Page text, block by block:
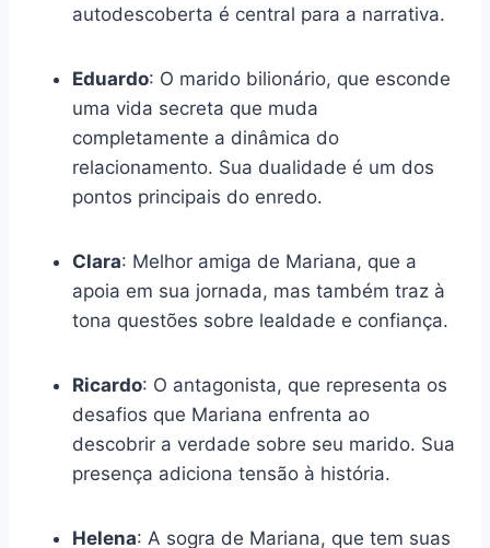
autodescoberta é central para a narrativa.
Eduardo: O marido bilionário, que esconde
uma vida secreta que muda
completamente a dinâmica do
relacionamento. Sua dualidade é um dos
pontos principais do enredo.
Clara: Melhor amiga de Mariana, que a
apoia em sua jornada, mas também traz à
tona questões sobre lealdade e confiança.
Ricardo: O antagonista, que representa os
desafios que Mariana enfrenta ao
descobrir a verdade sobre seu marido. Sua
presença adiciona tensão à história.
Helena: A sogra de Mariana, que tem suas